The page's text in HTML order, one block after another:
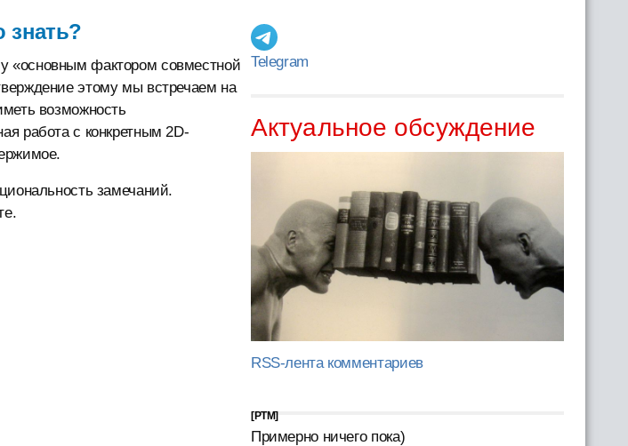
знать?
«основным фактором совместной
этому мы встречаем на
возможность
работа с конкретным 2D-
замечаний.
Telegram
Актуальное обсуждение
RSS-лента комментариев
[PTM]
Примерно ничего пока)